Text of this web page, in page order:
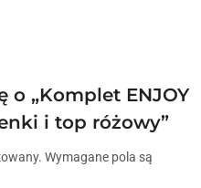
o „Komplet ENJOY
i top różowy”
Wymagane pola są